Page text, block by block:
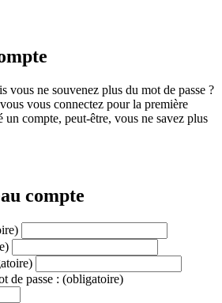
vous ne souvenez plus du mot de passe ?
vous connectez pour la première
un compte, peut-être, vous ne savez plus
compte
de passe : (obligatoire)